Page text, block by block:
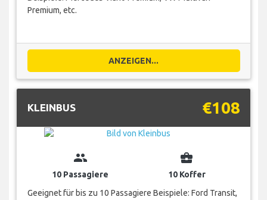
Premium, etc.
ANZEIGEN...
KLEINBUS €108
group
10 Passagiere
business_center
10 Koffer
Geeignet für bis zu 10 Passagiere Beispiele: Ford Transit,